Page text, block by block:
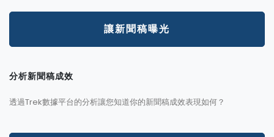
讓新聞稿曝光
分析新聞稿成效
透過Trek數據平台的分析讓您知道你的新聞稿成效表現如何？